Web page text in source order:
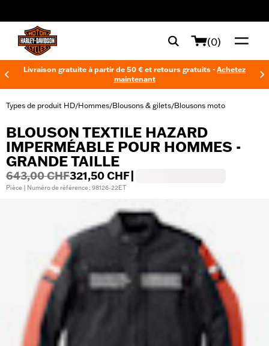
(0)
Livraison gratuite à partir de 50 € et retours gratuits - Achetez
maintenant
Types de produit HD/Hommes/Blousons & gilets/Blousons moto
BLOUSON TEXTILE HAZARD
IMPERMÉABLE POUR HOMMES -
GRANDE TAILLE
643,00 CHF321,50 CHF
Pièce | Numéro de référence : 98126-22ET